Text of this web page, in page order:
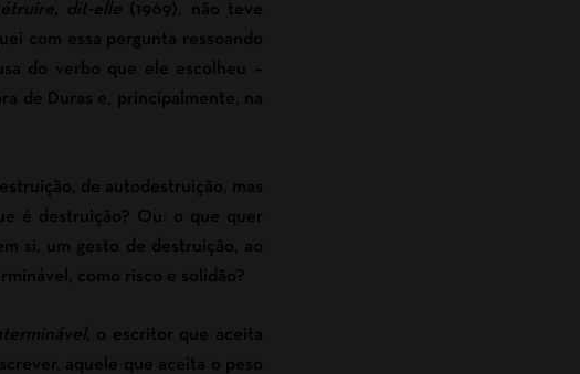
dit-elle (1969), não teve
com essa pergunta ressoando
do verbo que ele escolheu –
de Duras e, principalmente, na
de autodestruição, mas
é destruição? Ou: o que quer
si, um gesto de destruição, ao
como risco e solidão?
, o escritor que aceita
aquele que aceita o peso